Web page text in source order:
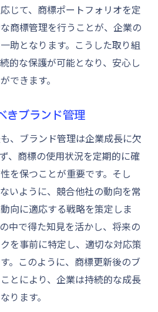
じて、商標ポートフォリオを定
商標管理を行うことが、企業の
助となります。こうした取り組
的な保護が可能となり、安心し
できます。
きブランド管理
、ブランド管理は企業成長に欠
、商標の使用状況を定期的に確
を保つことが重要です。そし
いように、競合他社の動向を常
向に適応する戦略を策定しま
中で得た知見を活かし、将来の
を事前に特定し、適切な対応策
。このように、商標更新後のブ
とにより、企業は持続的な成長
ります。